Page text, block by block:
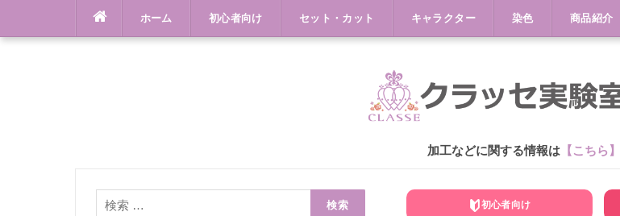
content
ホーム 初心者向け セット・カット キャラクター 染色 商品紹介
加工などに関する情報は【こちら】
初心者向け
索: